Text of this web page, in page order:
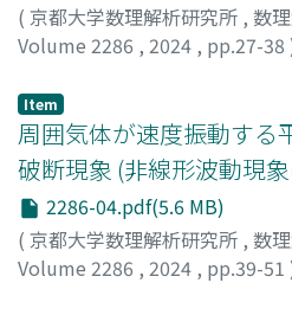
( 京都大学数理解析研究所 , 数
Volume 2286 , 2024 , pp.27-38
Item
周囲気体が速度振動する
破断現象 (非線形波動現
2286-04.pdf(5.6 MB)
( 京都大学数理解析研究所 , 数
Volume 2286 , 2024 , pp.39-51